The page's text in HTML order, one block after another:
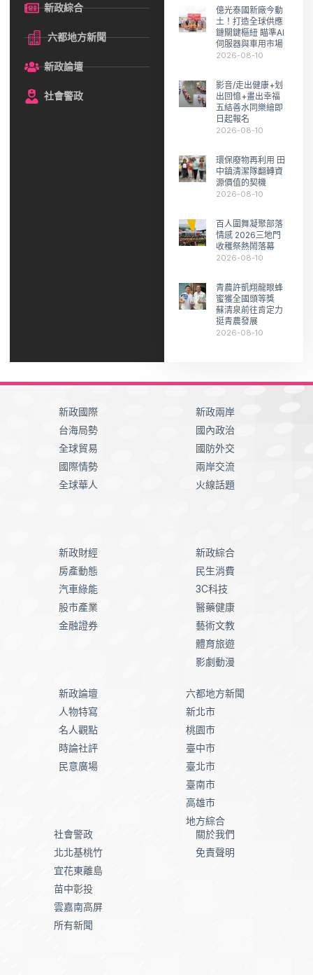
新政綜合
六都地方新聞
新政論壇
社會警政
億光泰國新廠今動
土！打造全球供應
鏈關鍵樞紐 瞄準AI
伺服器與車用市場
2026-08-10
影音/走出健康+划
出回憶+畫出幸福
五結善水同樂繪即
日起報名
2026-08-10
環保廢物再利用 田
中鎮清潔隊翻轉資
源價值的契機
2026-08-10
百人圍舞凝聚部落
情感 2026三地門
收穫祭熱鬧落幕
2026-08-10
青農許凱翔龍眼蜂
蜜獲全國頭等獎
蘇清泉前往肯定力
挺青農發展
2026-08-10
新政國際
台海局勢
全球貿易
國際情勢
全球華人
新政兩岸
國內政治
國防外交
兩岸交流
火線話題
新政財經
房產動態
汽車綠能
股市產業
金融證券
新政綜合
民生消費
3C科技
醫藥健康
藝術文教
體育旅遊
影劇動漫
新政論壇
人物特寫
名人觀點
時論社評
民意廣場
六都地方新聞
新北市
桃園市
臺中市
臺北市
臺南市
高雄市
地方綜合
社會警政
北北基桃竹
宜花東離島
苗中彰投
雲嘉南高屏
所有新聞
關於我們
免責聲明